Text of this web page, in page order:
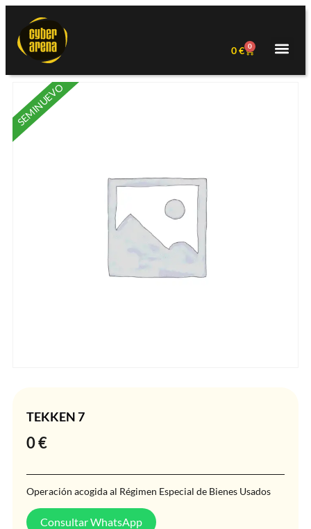
0€ 0
SEMINUEVO
TEKKEN 7
0€
Operación acogida al Régimen Especial de Bienes Usados
Consultar WhatsApp